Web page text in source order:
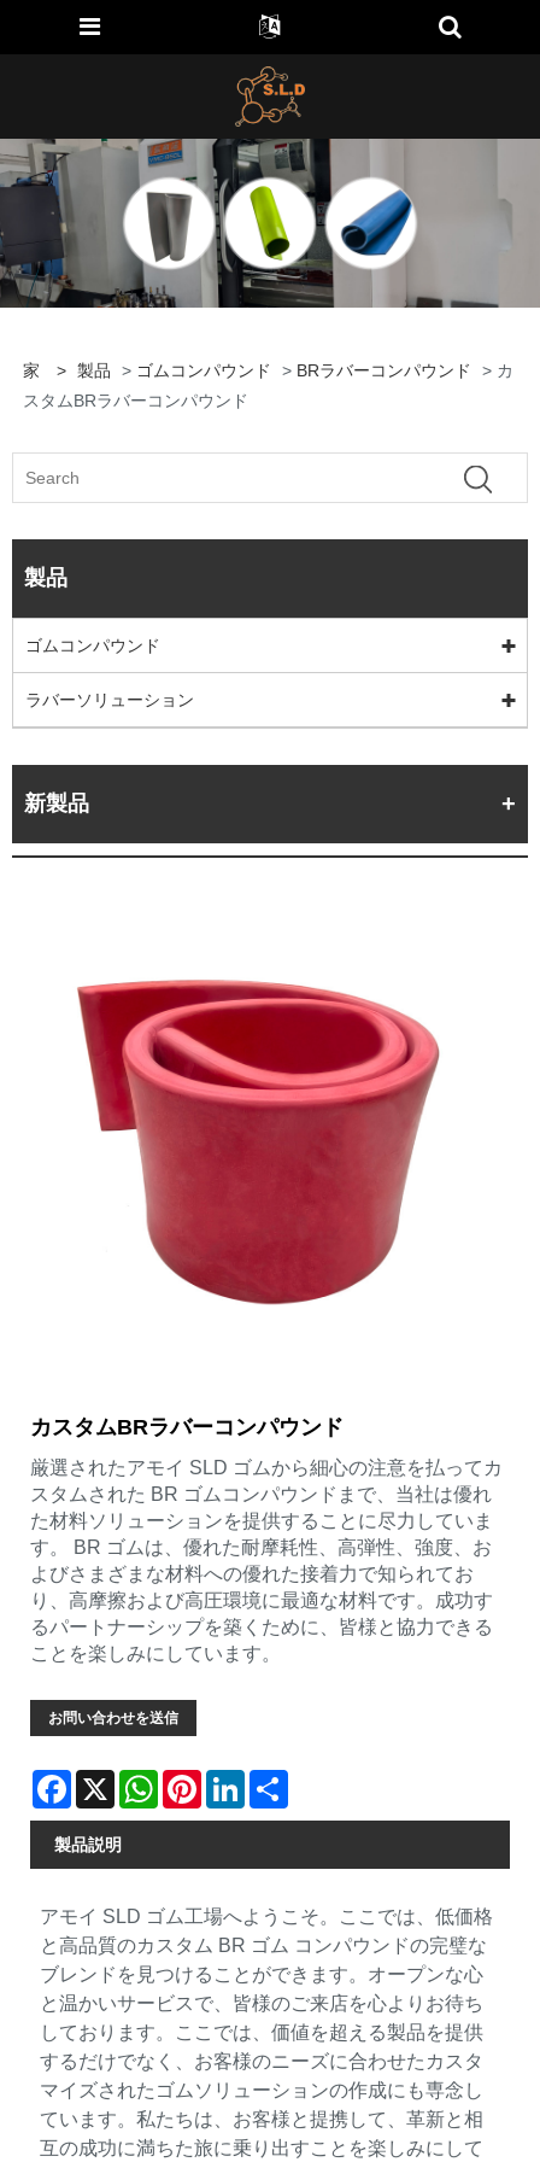
家 > 製品 > ゴムコンパウンド > BRラバーコンパウンド
> カ
スタムBRラバーコンパウンド
製品
ゴムコンパウンド
ラバーソリューション
新製品
カスタムBRラバーコンパウンド
厳選されたアモイ SLD ゴムから細心の注意を払ってカ
スタムされた BR ゴムコンパウンドまで、当社は優れ
た材料ソリューションを提供することに尽力していま
す。 BR ゴムは、優れた耐摩耗性、高弾性、強度、お
よびさまざまな材料への優れた接着力で知られてお
り、高摩擦および高圧環境に最適な材料です。成功す
るパートナーシップを築くために、皆様と協力できる
ことを楽しみにしています。
お問い合わせを送信
Facebook
X WhatsAppPinterestLinkedIn
製品説明
アモイ SLD ゴム工場へようこそ。ここでは、低価格
と高品質のカスタム BR ゴム コンパウンドの完璧な
ブレンドを見つけることができます。オープンな心
と温かいサービスで、皆様のご来店を心よりお待ち
しております。ここでは、価値を超える製品を提供
するだけでなく、お客様のニーズに合わせたカスタ
マイズされたゴムソリューションの作成にも専念し
ています。私たちは、お客様と提携して、革新と相
互の成功に満ちた旅に乗り出すことを楽しみにして